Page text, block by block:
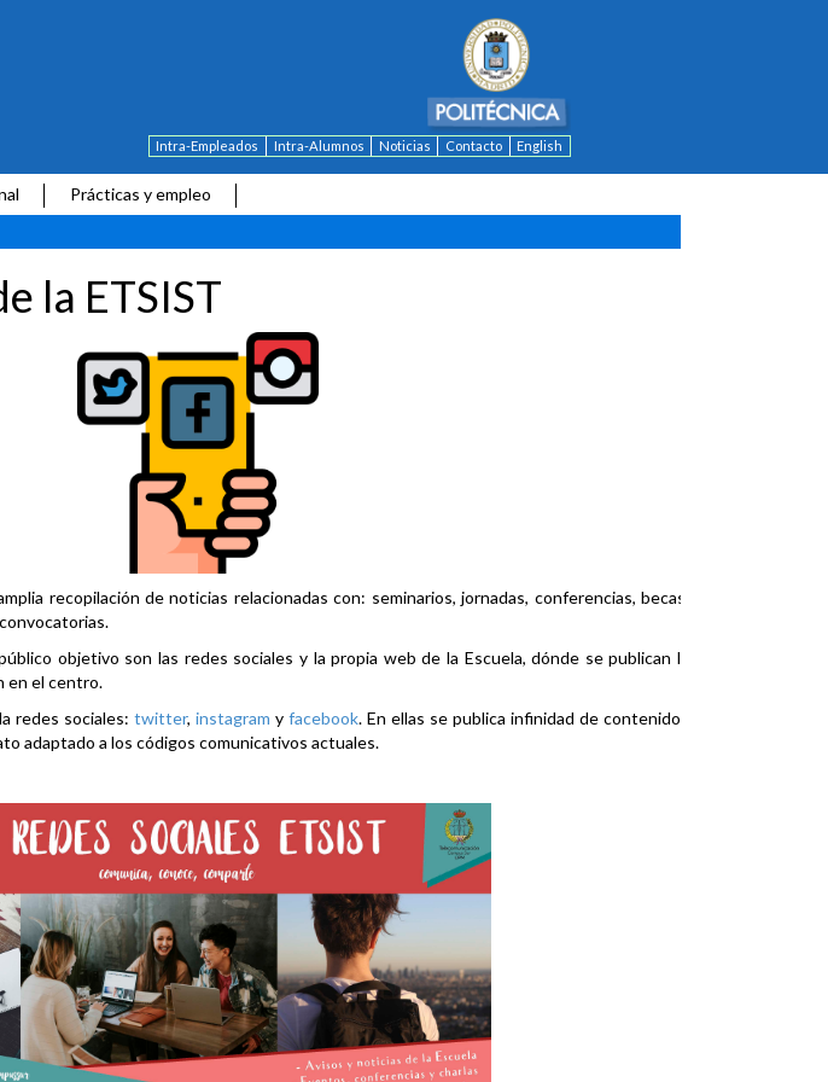
Intra-Empleados Intra-Alumnos Noticias Contacto English
Prácticas y empleo
la ETSIST
recopilación de noticias relacionadas con: seminarios, jornadas, conferencias, becas,
objetivo son las redes sociales y la propia web de la Escuela, dónde se publican la
en el centro.
redes sociales: twitter, instagram y facebook. En ellas se publica infinidad de contenidos
adaptado a los códigos comunicativos actuales.